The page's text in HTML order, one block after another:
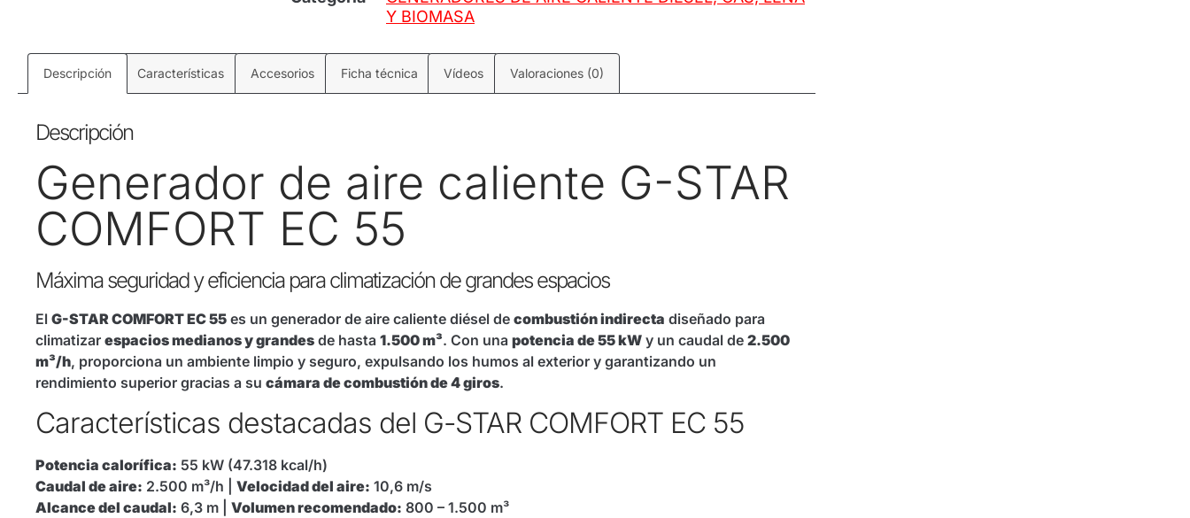
Y BIOMASA
Descripción Características Accesorios Ficha técnica Vídeos Valoraciones (0)
Descripción
Generador de aire caliente G-STAR
COMFORT EC 55
Máxima seguridad y eficiencia para climatización de grandes espacios
El G-STAR COMFORT EC 55 es un generador de aire caliente diésel de combustión indirecta diseñado para
climatizar espacios medianos y grandes de hasta 1.500 m³. Con una potencia de 55 kW y un caudal de 2.500
m³/h, proporciona un ambiente limpio y seguro, expulsando los humos al exterior y garantizando un
rendimiento superior gracias a su cámara de combustión de 4 giros.
Características destacadas del G-STAR COMFORT EC 55
Potencia calorífica: 55 kW (47.318 kcal/h)
Caudal de aire: 2.500 m³/h | Velocidad del aire: 10,6 m/s
Alcance del caudal: 6,3 m | Volumen recomendado: 800 – 1.500 m³